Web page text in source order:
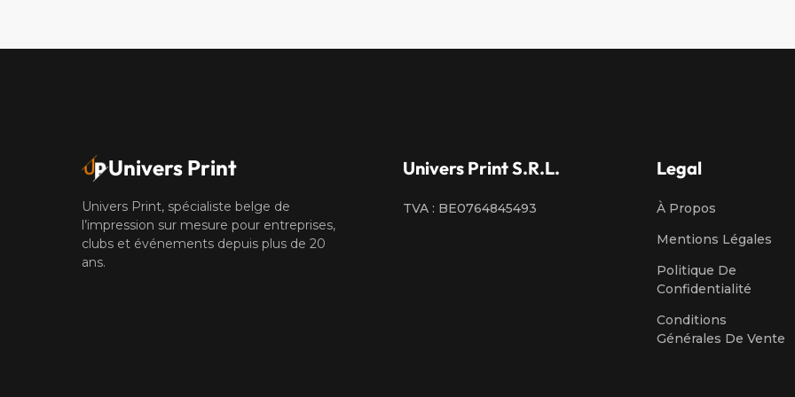
Univers Print
Univers Print, spécialiste belge de
l’impression sur mesure pour entreprises,
clubs et événements depuis plus de 20
ans.
Univers Print S.R.L.
TVA : BE0764845493
Legal
À Propos
Mentions Légales
Politique De
Confidentialité
Conditions
Générales De Vente